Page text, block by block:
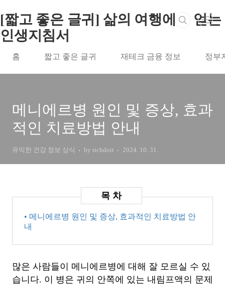
[짧고 좋은 글귀] 삶의 여행에서 얻는
인생지침서
홈 짧고 좋은 글귀 재테크 금융 정보 정부
메니에르병 원인 및 증상, 효과
적인 치료방법 안내
유익한 건강 정보 상식 by richdoit 2024. 10. 31.
• 메니에르병 원인 및 증상, 효과적인 치료방법 안
내
많은 사람들이 메니에르병에 대해 잘 모르실 수 있
습니다. 이 병은 귀의 안쪽에 있는 내림프액의 문제